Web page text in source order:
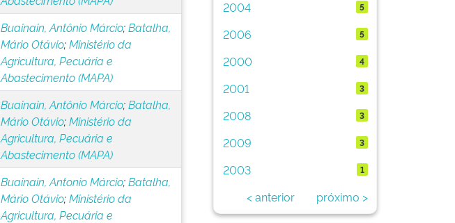
Buainain, Antônio Márcio;Batalha,
Mário Otávio;Ministério da
Agricultura, Pecuária e
Abastecimento (MAPA)
Buainain, Antônio Márcio;Batalha,
Mário Otávio;Ministério da
Agricultura, Pecuária e
Abastecimento (MAPA)
Buainain, Antonio Márcio;Batalha,
Mário Otávio;Ministério da
Agricultura, Pecuária e
2004 5
2006 5
2000 4
2001 3
2008 3
2009 3
2003 1
< anterior próximo >